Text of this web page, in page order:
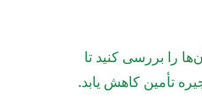
را بررسی کنید تا
تأمین کاهش یابد.